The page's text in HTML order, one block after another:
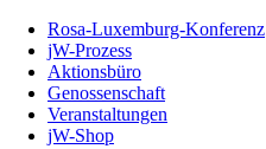
Inhalt
Seite
Rosa-Luxemburg-Konferenz
jW-Prozess
Aktionsbüro
Genossenschaft
Veranstaltungen
jW-Shop